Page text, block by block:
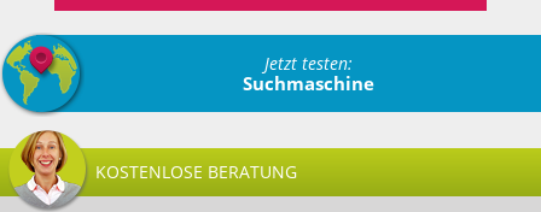
Jetzt testen:
Suchmaschine
KOSTENLOSE BERATUNG